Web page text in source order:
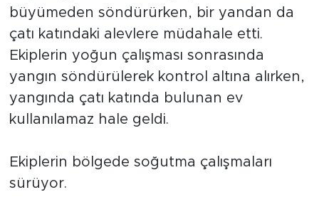
büyümeden söndürürken, bir yandan da
çatı katındaki alevlere müdahale etti.
Ekiplerin yoğun çalışması sonrasında
yangın söndürülerek kontrol altına alırken,
yangında çatı katında bulunan ev
kullanılamaz hale geldi.
Ekiplerin bölgede soğutma çalışmaları
sürüyor.